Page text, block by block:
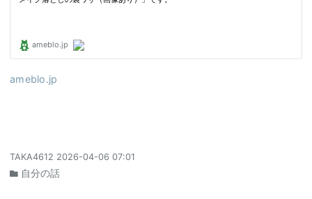
ameblo.jp
TAKA4612 2026-04-06 07:01
自分の話